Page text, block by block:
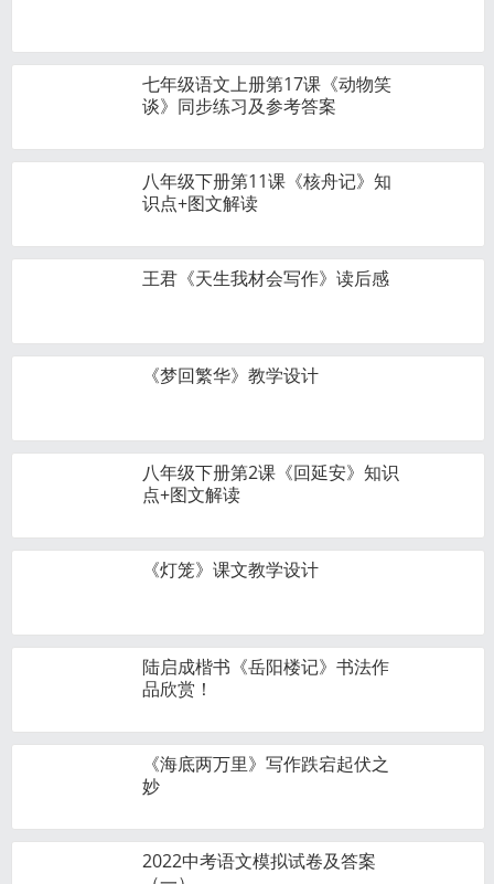
七年级语文上册第17课《动物笑
谈》同步练习及参考答案
八年级下册第11课《核舟记》知
识点+图文解读
王君《天生我材会写作》读后感
《梦回繁华》教学设计
八年级下册第2课《回延安》知识
点+图文解读
《灯笼》课文教学设计
陆启成楷书《岳阳楼记》书法作
品欣赏！
《海底两万里》写作跌宕起伏之
妙
2022中考语文模拟试卷及答案